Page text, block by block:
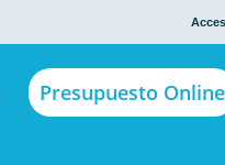
Presupuesto Online